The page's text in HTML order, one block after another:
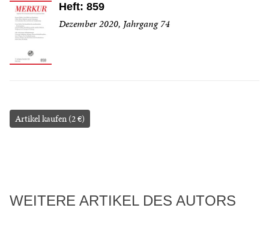
Heft: 859
Dezember 2020, Jahrgang 74
Artikel kaufen (2 €)
WEITERE ARTIKEL DES AUTORS